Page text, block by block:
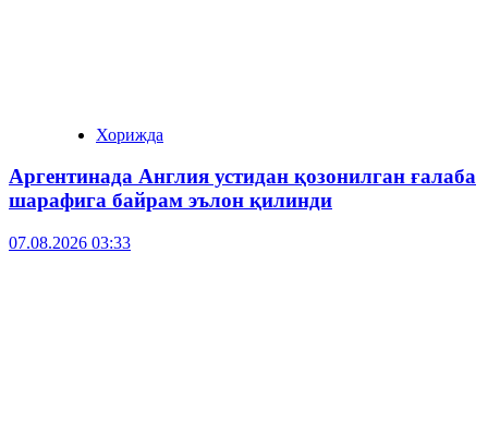
Хорижда
Аргентинада Англия устидан қозонилган ғалаба
шарафига байрам эълон қилинди
07.08.2026 03:33